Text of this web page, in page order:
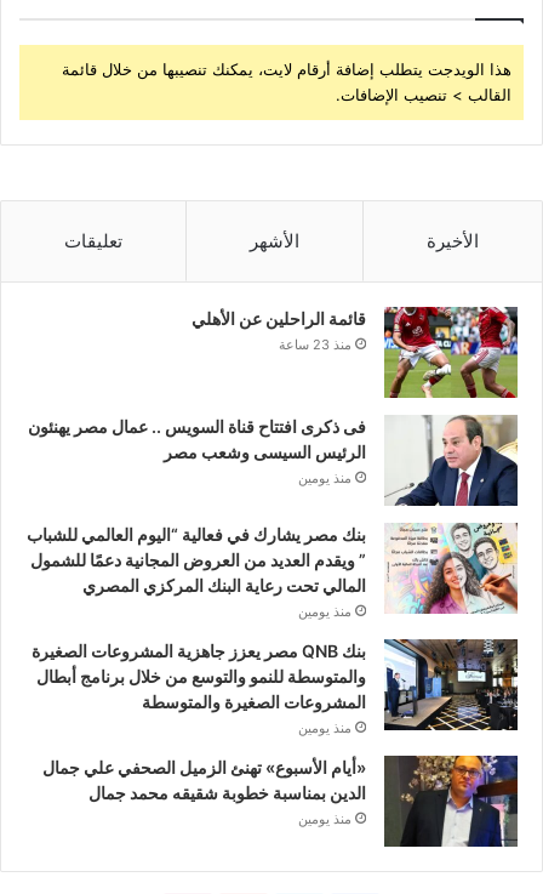
هذا الويدجت يتطلب إضافة أرقام لايت، يمكنك تنصيبها من خلال قائمة
القالب > تنصيب الإضافات.
الأخيرة الأشهر تعليقات
قائمة الراحلين عن الأهلي
منذ 23 ساعة
فى ذكرى افتتاح قناة السويس .. عمال مصر يهنئون
الرئيس السيسى وشعب مصر
منذ يومين
بنك مصر يشارك في فعالية “اليوم العالمي للشباب
” ويقدم العديد من العروض المجانية دعمًا للشمول
المالي تحت رعاية البنك المركزي المصري
منذ يومين
بنك QNB مصر يعزز جاهزية المشروعات الصغيرة
والمتوسطة للنمو والتوسع من خلال برنامج أبطال
المشروعات الصغيرة والمتوسطة
منذ يومين
«أيام الأسبوع» تهنئ الزميل الصحفي علي جمال
الدين بمناسبة خطوبة شقيقه محمد جمال
منذ يومين